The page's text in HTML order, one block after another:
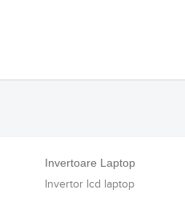
Invertoare Laptop
Invertor lcd laptop